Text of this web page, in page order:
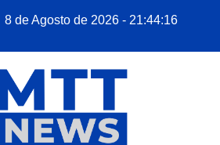
8 de Agosto de 2026 - 21:44:17